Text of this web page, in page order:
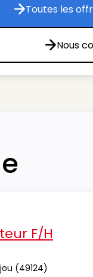
Toutes les
Nous
F/H
(49124)